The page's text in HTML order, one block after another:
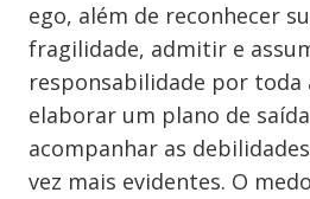
ego, além de reconhecer
fragilidade, admitir e
responsabilidade por toda
elaborar um plano de
acompanhar as
vez mais evidentes. O